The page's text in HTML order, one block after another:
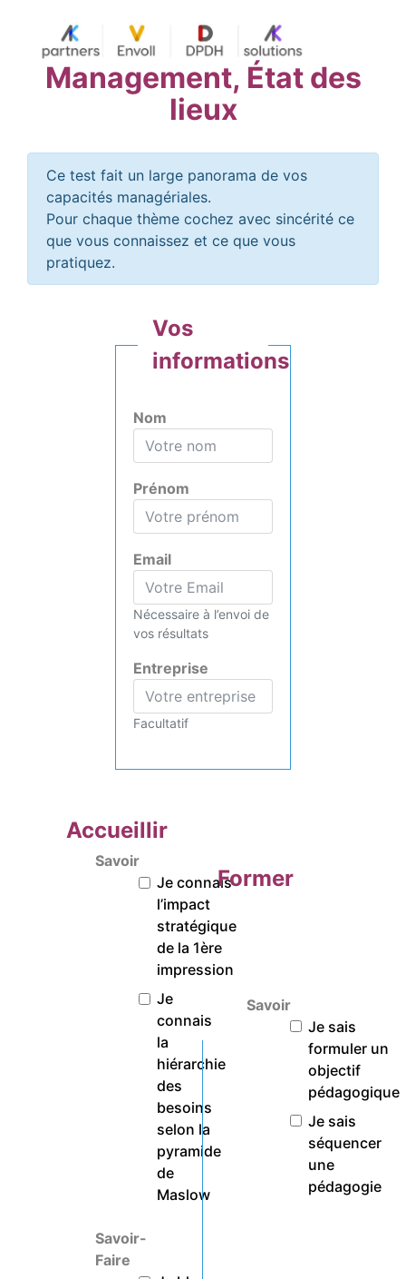
Management, État des
lieux
Ce test fait un large panorama de vos
capacités managériales.
Pour chaque thème cochez avec sincérité ce
que vous connaissez et ce que vous
pratiquez.
Vos
informations
Nom
Prénom
Email
Nécessaire à l’envoi de
vos résultats
Entreprise
Facultatif
Accueillir
Savoir
Je connais
l’impact
stratégique
de la 1ère
impression
Je
connais
la
hiérarchie
des
besoins
selon la
pyramide
de
Maslow
Savoir-
Faire
Former
Savoir
Je sais
formuler un
objectif
pédagogique
Je sais
séquencer
une
pédagogie